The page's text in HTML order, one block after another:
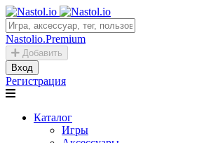
Nastolio.Premium
Добавить
Вход
Регистрация
Каталог
Игры